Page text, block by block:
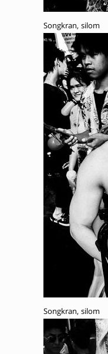
Songkran, silom
Songkran, silom